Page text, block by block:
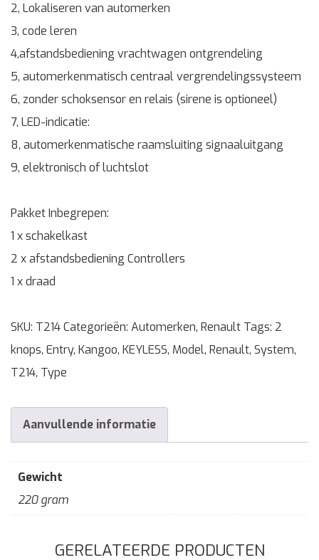
2, Lokaliseren van automerken
3, code leren
4,afstandsbediening vrachtwagen ontgrendeling
5, automerkenmatisch centraal vergrendelingssysteem
6, zonder schoksensor en relais (sirene is optioneel)
7, LED-indicatie:
8, automerkenmatische raamsluiting signaaluitgang
9, elektronisch of luchtslot
Pakket Inbegrepen:
1 x schakelkast
2 x afstandsbediening Controllers
1 x draad
SKU: T214Categorieën: Automerken, Renault Tags: 2
knops, Entry, Kangoo, KEYLESS, Model, Renault, System,
T214, Type
Aanvullende informatie
Gewicht
220 gram
GERELATEERDE PRODUCTEN